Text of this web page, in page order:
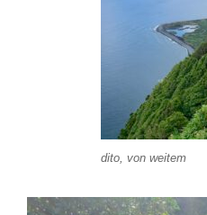
dito, von weitem